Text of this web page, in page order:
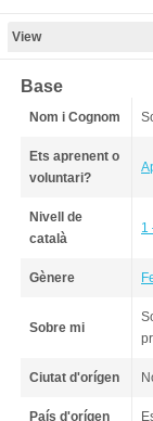
View
Base
Nom i Cognom
Ets aprenent o
voluntari?
Nivell de
català
1
Gènere
Sobre mi
Ciutat d'orígen
País d'orígen